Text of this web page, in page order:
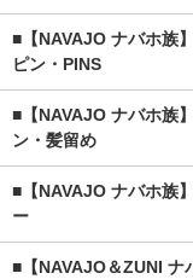
■【NAVAJO ナバホ族
ピン・PINS
■【NAVAJO ナバホ族
ン・髪留め
■【NAVAJO ナバホ族
ー
■【NAVAJO＆ZUNI ナ